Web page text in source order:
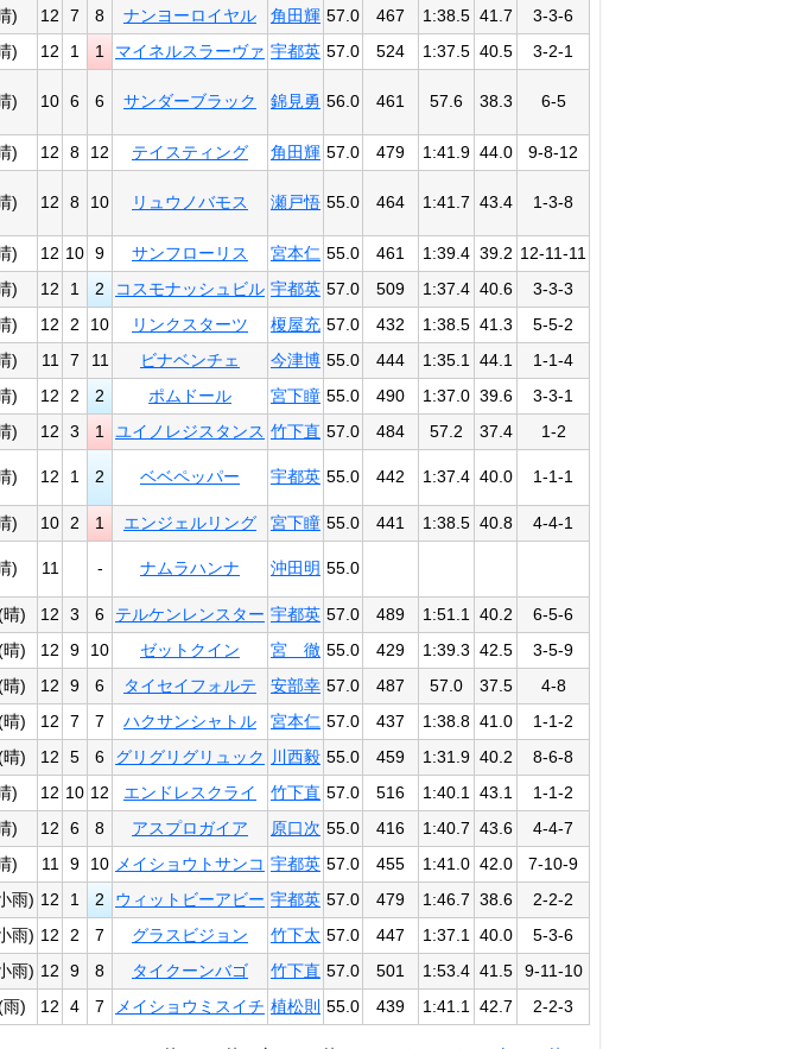
) 12 7 8 ナンヨーロイヤル 角田輝 57.0 467 1:38.5 41.7
3-3-6
) 12 1 1 マイネルスラーヴァ 宇都英 57.0 524 1:37.5 40.5 3-2-1
) 10 6 6 サンダーブラック 錦見勇 56.0 461 57.6 38.3 6-5
) 12 8 12 テイスティング 角田輝 57.0 479 1:41.9 44.0 9-8-12
) 12 8 10 リュウノバモス 瀬戸悟 55.0 464 1:41.7 43.4 1-3-8
) 12 10 9 サンフローリス 宮本仁 55.0 461 1:39.4 39.2 12-11-11
) 12 1 2 コスモナッシュビル 宇都英 57.0 509 1:37.4 40.6
3-3-3
) 12 2 10 リンクスターツ 榎屋充 57.0 432 1:38.5 41.3
5-5-2
) 11 7 11 ビナベンチェ 今津博 55.0 444 1:35.1 44.1
1-1-4
) 12 2 2 ポムドール 宮下瞳 55.0 490 1:37.0 39.6
3-3-1
) 12 3 1 ユイノレジスタンス 竹下直 57.0 484 57.2 37.4 1-2
) 12 1 2 ベベペッパー 宇都英 55.0 442 1:37.4 40.0 1-1-1
) 10 2 1 エンジェルリング 宮下瞳 55.0 441 1:38.5 40.8 4-4-1
) 11 - ナムラハンナ 沖田明 55.0
) 12 3 6 テルケンレンスター 宇都英 57.0 489 1:51.1 40.2
6-5-6
) 12 9 10 ゼットクイン 宮 徹 55.0 429 1:39.3 42.5
3-5-9
) 12 9 6 タイセイフォルテ 安部幸 57.0 487 57.0 37.5
4-8
) 12 7 7 ハクサンシャトル 宮本仁 57.0 437 1:38.8 41.0
1-1-2
) 12 5 6 グリグリグリュック 川西毅 55.0 459 1:31.9 40.2
8-6-8
) 12 10 12 エンドレスクライ 竹下直 57.0 516 1:40.1 43.1
1-1-2
) 12 6 8 アスプロガイア 原口次 55.0 416 1:40.7 43.6
4-4-7
) 11 9 10 メイショウトサンコ 宇都英 57.0 455 1:41.0 42.0
7-10-9
雨) 12 1 2 ウィットビーアビー 宇都英 57.0 479 1:46.7 38.6
2-2-2
雨) 12 2 7 グラスビジョン 竹下太 57.0 447 1:37.1 40.0
5-3-6
雨) 12 9 8 タイクーンバゴ 竹下直 57.0 501 1:53.4 41.5
9-11-10
) 12 4 7 メイショウミスイチ 植松則 55.0 439 1:41.1 42.7 2-2-3